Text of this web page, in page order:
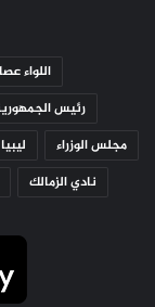
اللواء
رئيس
ليبيا
مجلس الوزراء
نادي الزمالك